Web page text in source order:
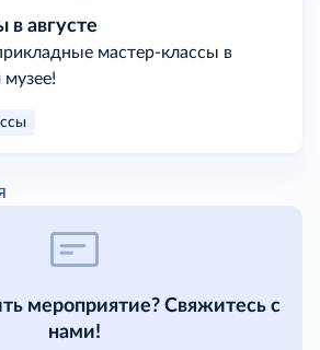
в августе
мастер-классы в
мероприятие? Свяжитесь с
нами!